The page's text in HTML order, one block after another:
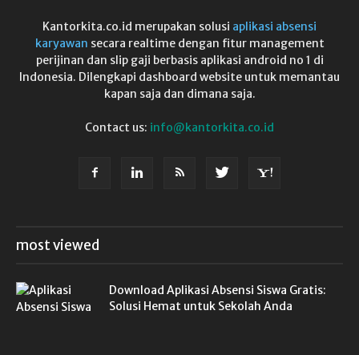
Kantorkita.co.id merupakan solusi aplikasi absensi
karyawan secara realtime dengan fitur management
perijinan dan slip gaji berbasis aplikasi android no 1 di
Indonesia. Dilengkapi dashboard website untuk memantau
kapan saja dan dimana saja.
Contact us: info@kantorkita.co.id
most viewed
Download Aplikasi Absensi Siswa Gratis:
Solusi Hemat untuk Sekolah Anda